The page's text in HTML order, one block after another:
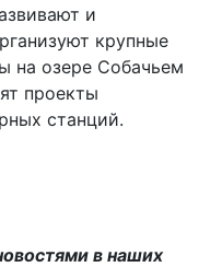
и
крупные
на озере Собачьем
проекты
станций.
в наших